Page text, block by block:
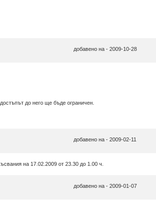
добавено на - 2009-10-28
до него ще бъде ограничен.
добавено на - 2009-02-11
на 17.02.2009 от 23.30 до 1.00 ч.
добавено на - 2009-01-07